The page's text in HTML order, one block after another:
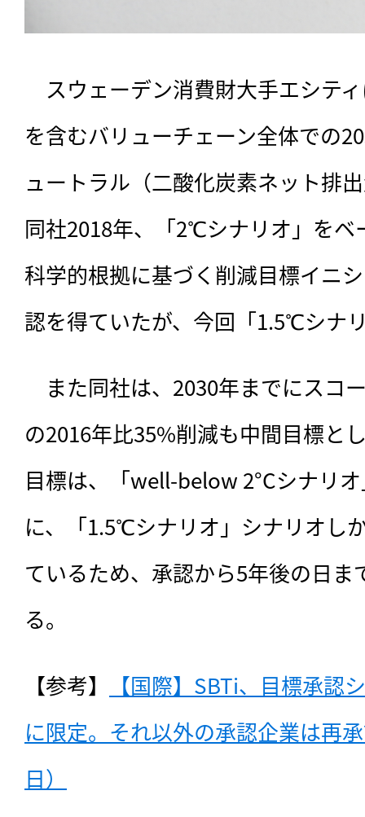
スウェーデン消費財大手エシテ
を含むバリューチェーン全体での
ュートラル（二酸化炭素ネット排
同社2018年、「2℃シナリオ」をベ
科学的根拠に基づく削減目標イニ
認を得ていたが、今回「1.5℃シナ
また同社は、 2030年までにスコ
の2016年比35%削減も中間目標と
目標は、「well-below 2°Cシナリ
に、「1.5℃シナリオ」シナリオし
ているため、承認から5年後の日ま
る。
【参考】
【国際】SBTi、目標承
に限定。それ以外の承認企業は再
日）